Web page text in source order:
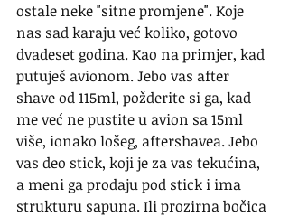
ostale neke "sitne promjene". Koje
nas sad karaju već koliko, gotovo
dvadeset godina. Kao na primjer, kad
putuješ avionom. Jebo vas after
shave od 115ml, požderite si ga, kad
me već ne pustite u avion sa 15ml
više, ionako lošeg, aftershavea. Jebo
vas deo stick, koji je za vas tekućina,
a meni ga prodaju pod stick i ima
strukturu sapuna. Ili prozirna bočica